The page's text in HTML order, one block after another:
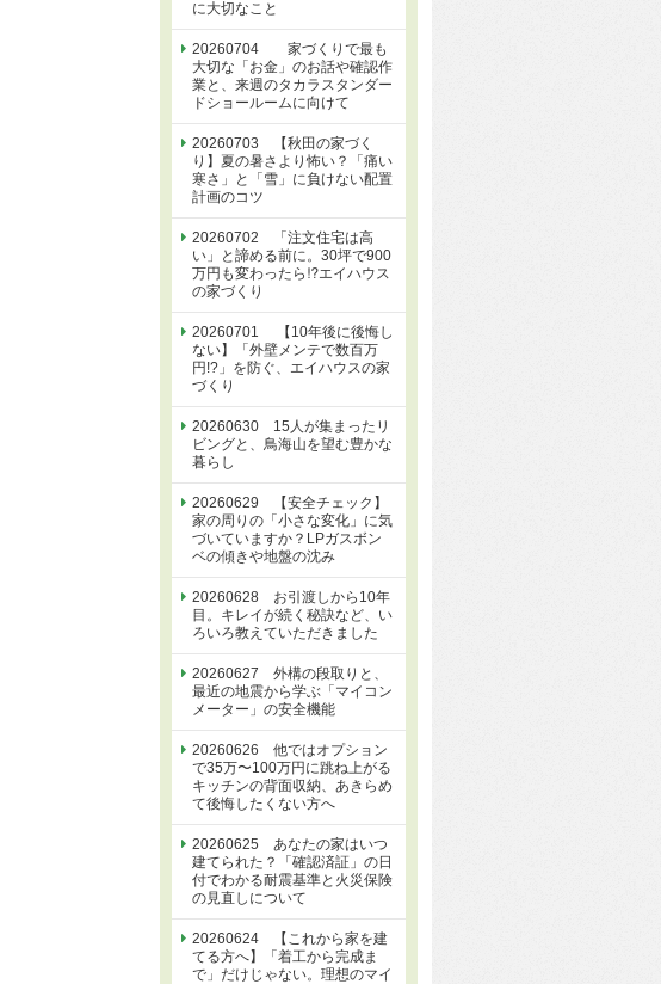
に大切なこと
20260704 家づくりで最も
大切な「お金」のお話や確認作
業と、来週のタカラスタンダー
ドショールームに向けて
20260703 【秋田の家づく
り】夏の暑さより怖い？「痛い
寒さ」と「雪」に負けない配置
計画のコツ
20260702 「注文住宅は高
い」と諦める前に。30坪で900
万円も変わったら⁉エイハウス
の家づくり
20260701 【10年後に後悔し
ない】「外壁メンテで数百万
円!?」を防ぐ、エイハウスの家
づくり
20260630 15人が集まったリ
ビングと、鳥海山を望む豊かな
暮らし
20260629 【安全チェック】
家の周りの「小さな変化」に気
づいていますか？LPガスボン
ベの傾きや地盤の沈み
20260628 お引渡しから10年
目。キレイが続く秘訣など、い
ろいろ教えていただきました
20260627 外構の段取りと、
最近の地震から学ぶ「マイコン
メーター」の安全機能
20260626 他ではオプション
で35万〜100万円に跳ね上がる
キッチンの背面収納、あきらめ
て後悔したくない方へ
20260625 あなたの家はいつ
建てられた？「確認済証」の日
付でわかる耐震基準と火災保険
の見直しについて
20260624 【これから家を建
てる方へ】「着工から完成ま
で」だけじゃない。理想のマイ